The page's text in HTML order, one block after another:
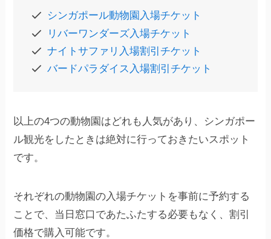
シンガポール動物園入場チケット
リバーワンダーズ入場チケット
ナイトサファリ入場割引チケット
バードパラダイス入場割引チケット
以上の4つの動物園はどれも人気があり、シンガポー
ル観光をしたときは絶対に行っておきたいスポット
です。
それぞれの動物園の入場チケットを事前に予約する
ことで、当日窓口であたふたする必要もなく、割引
価格で購入可能です。